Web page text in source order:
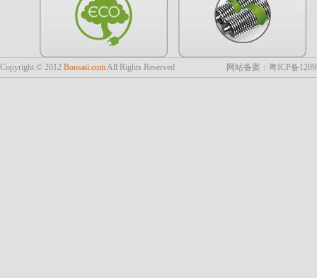
Copyright © 2012 Bonsaii.comAll Rights Reserved 网站备案：粤ICP备